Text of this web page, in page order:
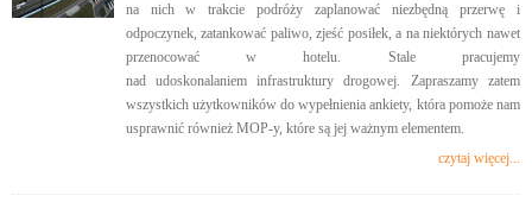
na nich w trakcie podróży zaplanować niezbędną przerwę i
odpoczynek, zatankować paliwo, zjeść posiłek, a na niektórych nawet
przenocować w hotelu. Stale pracujemy
nad udoskonalaniem infrastruktury drogowej. Zapraszamy zatem
wszystkich użytkowników do wypełnienia ankiety, która pomoże nam
usprawnić również MOP-y, które są jej ważnym elementem.
czytaj więcej...